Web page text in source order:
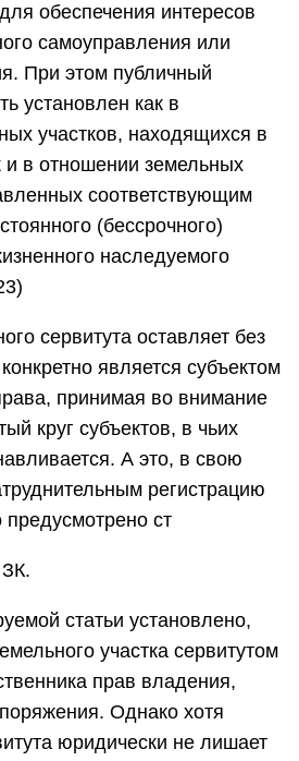
обеспечения интересов
самоуправления или
При этом публичный
установлен как в
участков, находящихся в
и в отношении земельных
соответствующим
(бессрочного)
наследуемого
сервитута оставляет без
является субъектом
принимая во внимание
круг субъектов, в чьих
А это, в свою
регистрацию
предусмотрено ст
статьи установлено,
участка сервитутом
прав владения,
Однако хотя
юридически не лишает